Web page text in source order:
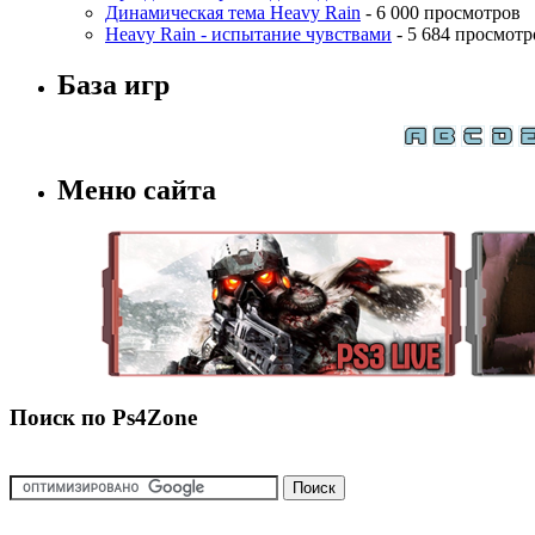
Динамическая тема Heavy Rain - 6 000 просмотров
Heavy Rain - испытание чувствами - 5 684
База игр
Меню сайта
Поиск по Ps4Zone